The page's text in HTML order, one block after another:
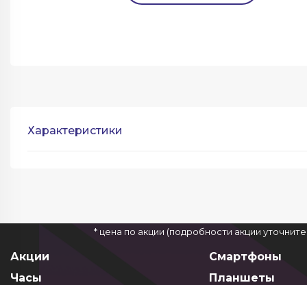
Характеристики
* цена по акции (подробности акции
Акции
Смартфоны
Часы
Планшеты